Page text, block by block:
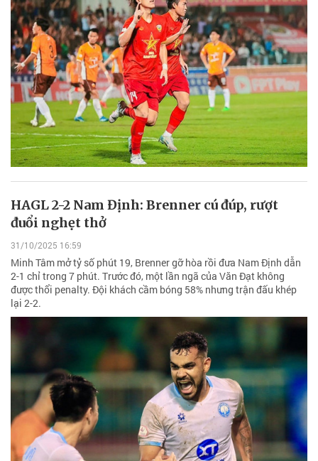
HAGL 2-2 Nam Định: Brenner cú đúp, rượt
đuổi nghẹt thở
31/10/2025 16:59
Minh Tâm mở tỷ số phút 19, Brenner gỡ hòa rồi đưa Nam Định dẫn
2-1 chỉ trong 7 phút. Trước đó, một lần ngã của Văn Đạt không
được thổi penalty. Đội khách cầm bóng 58% nhưng trận đấu khép
lại 2-2.